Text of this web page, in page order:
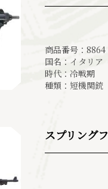
商品番号：8864
国名：イタリア
時代：冷戦期
種類：短機関銃
スプリング